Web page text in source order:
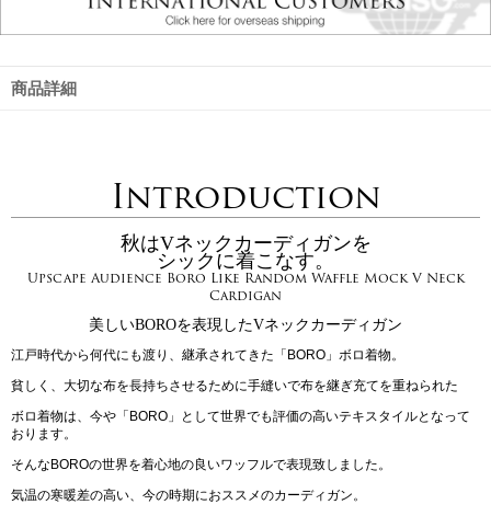
商品詳細
Introduction
秋はVネックカーディガンを
シックに着こなす。
Upscape Audience Boro Like Random Waffle Mock V Neck
Cardigan
美しいBOROを表現したVネックカーディガン
江戸時代から何代にも渡り、継承されてきた「BORO」ボロ着物。
貧しく、大切な布を長持ちさせるために手縫いで布を継ぎ充てを重ねられた
ボロ着物は、今や「BORO」として世界でも評価の高いテキスタイルとなって
おります。
そんなBOROの世界を着心地の良いワッフルで表現致しました。
気温の寒暖差の高い、今の時期におススメのカーディガン。